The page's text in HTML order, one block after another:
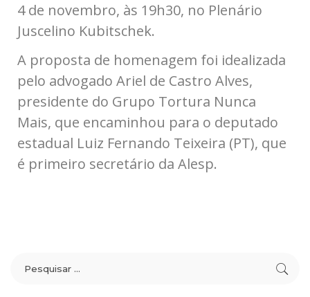
4 de novembro, às 19h30, no Plenário
Juscelino Kubitschek.
A proposta de homenagem foi idealizada
pelo advogado Ariel de Castro Alves,
presidente do Grupo Tortura Nunca
Mais, que encaminhou para o deputado
estadual Luiz Fernando Teixeira (PT), que
é primeiro secretário da Alesp.